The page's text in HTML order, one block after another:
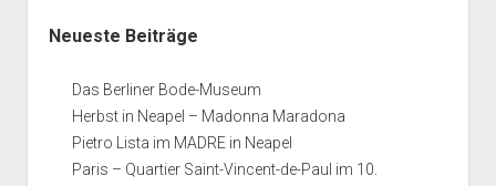
Neueste Beiträge
Das Berliner Bode-Museum
Herbst in Neapel – Madonna Maradona
Pietro Lista im MADRE in Neapel
Paris – Quartier Saint-Vincent-de-Paul im 10.